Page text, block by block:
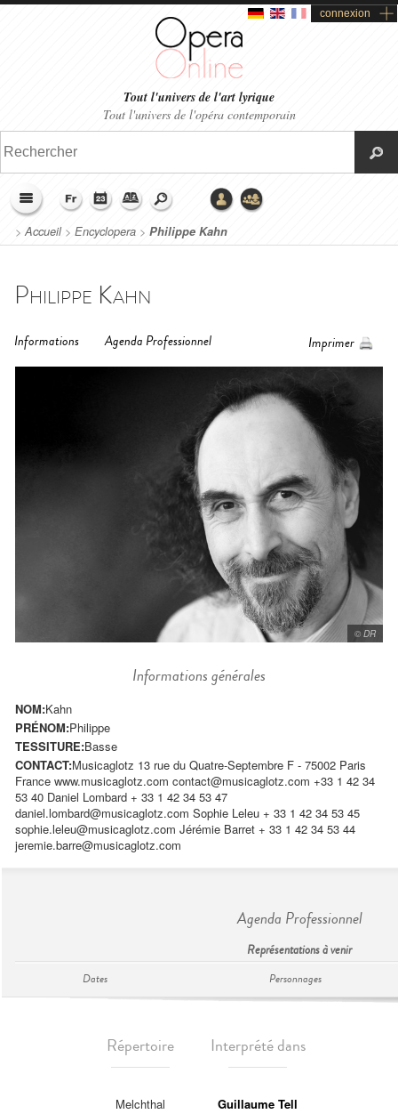
connexion
Tout l'univers de l'art lyrique
Tout l'univers de l'opéra contemporain
>Accueil> Encyclopera > Philippe Kahn
Philippe Kahn
Informations Agenda Professionnel Imprimer
© DR
Informations générales
NOM:Kahn
PRÉNOM:Philippe
TESSITURE:Basse
CONTACT:Musicaglotz 13 rue du Quatre-Septembre F - 75002 Paris
France www.musicaglotz.com contact@musicaglotz.com +33 1 42 34
53 40 Daniel Lombard + 33 1 42 34 53 47
daniel.lombard@musicaglotz.com Sophie Leleu + 33 1 42 34 53 45
sophie.leleu@musicaglotz.com Jérémie Barret + 33 1 42 34 53 44
jeremie.barre@musicaglotz.com
Agenda Professionnel
Représentations à venir
Dates Personnages
Répertoire Interprété dans
Melchthal
Guillaume Tell